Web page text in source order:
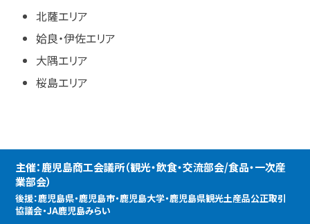
北薩エリア
姶良・伊佐エリア
大隅エリア
桜島エリア
主催：鹿児島商工会議所（観光・飲食・交流部会/食品・一次産
業部会）
後援：鹿児島県・鹿児島市・鹿児島大学・鹿児島県観光土産品公正取引
協議会・JA鹿児島みらい